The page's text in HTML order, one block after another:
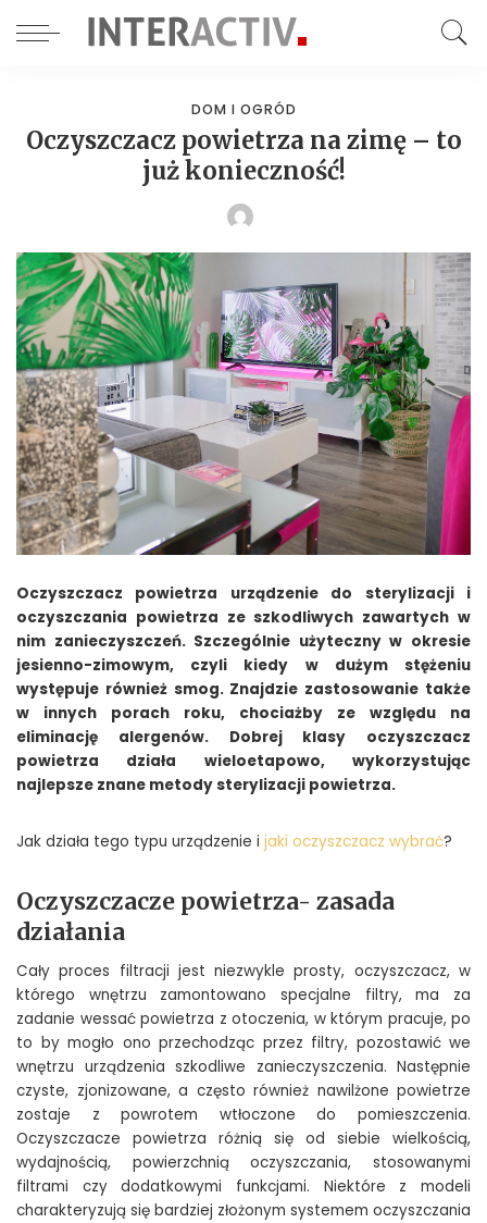
DOM I OGRÓD
Oczyszczacz powietrza na zimę – to
już konieczność!
Oczyszczacz powietrza urządzenie do sterylizacji i
oczyszczania powietrza ze szkodliwych zawartych w
nim zanieczyszczeń. Szczególnie użyteczny w okresie
jesienno-zimowym, czyli kiedy w dużym stężeniu
występuje również smog. Znajdzie zastosowanie także
w innych porach roku, chociażby ze względu na
eliminację alergenów. Dobrej klasy oczyszczacz
powietrza działa wieloetapowo, wykorzystując
najlepsze znane metody sterylizacji powietrza.
Jak działa tego typu urządzenie i jaki oczyszczacz wybrać?
Oczyszczacze powietrza- zasada
działania
Cały proces filtracji jest niezwykle prosty, oczyszczacz, w
którego wnętrzu zamontowano specjalne filtry, ma za
zadanie wessać powietrza z otoczenia, w którym pracuje, po
to by mogło ono przechodząc przez filtry, pozostawić we
wnętrzu urządzenia szkodliwe zanieczyszczenia. Następnie
czyste, zjonizowane, a często również nawilżone powietrze
zostaje z powrotem wtłoczone do pomieszczenia.
Oczyszczacze powietrza różnią się od siebie wielkością,
wydajnością, powierzchnią oczyszczania, stosowanymi
filtrami czy dodatkowymi funkcjami. Niektóre z modeli
charakteryzują się bardziej złożonym systemem oczyszczania